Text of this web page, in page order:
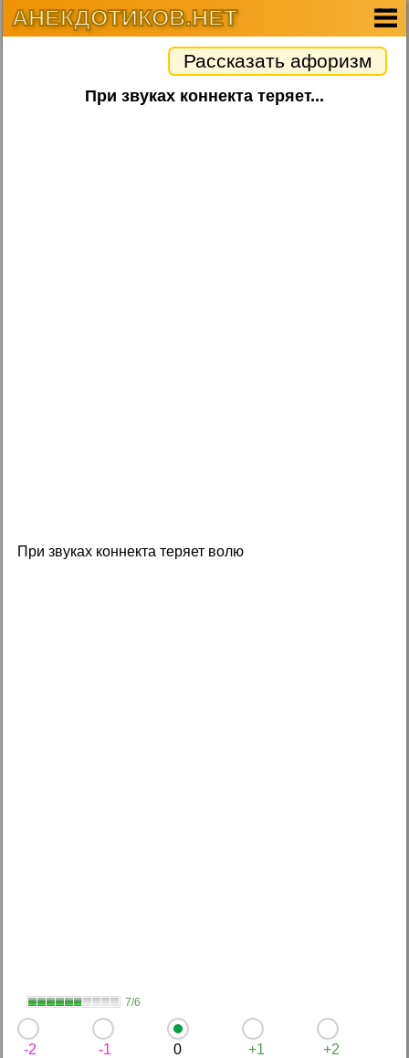
АНЕКДОТИКОВ.НЕТ
Рассказать афоризм
При звуках коннекта теряет...
При звуках коннекта теряет волю
7/6
-2 -1 0 +1 +2